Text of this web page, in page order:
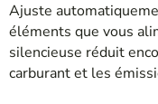
Ajuste
éléments que vous
silencieuse réduit
carburant et les